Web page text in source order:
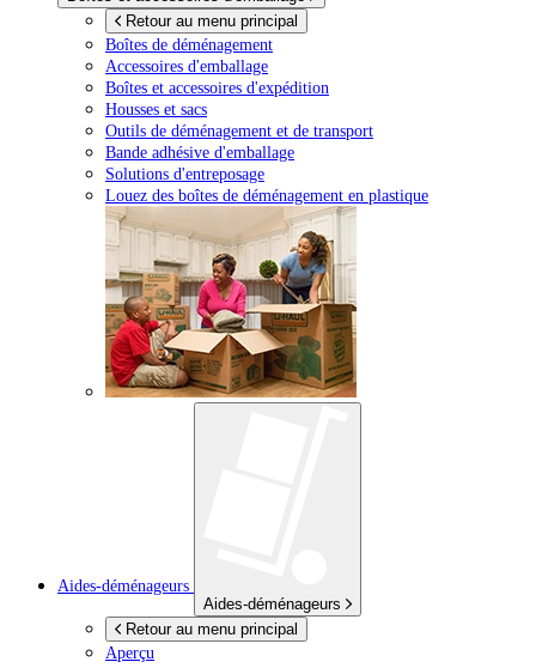
Retour au menu principal
Boîtes de déménagement
Accessoires d'emballage
Boîtes et accessoires d'expédition
Housses et sacs
Outils de déménagement et de transport
Bande adhésive d'emballage
Solutions d'entreposage
Louez des boîtes de déménagement en plastique
Aides-déménageurs
Aides-déménageurs
Retour au menu principal
Aperçu